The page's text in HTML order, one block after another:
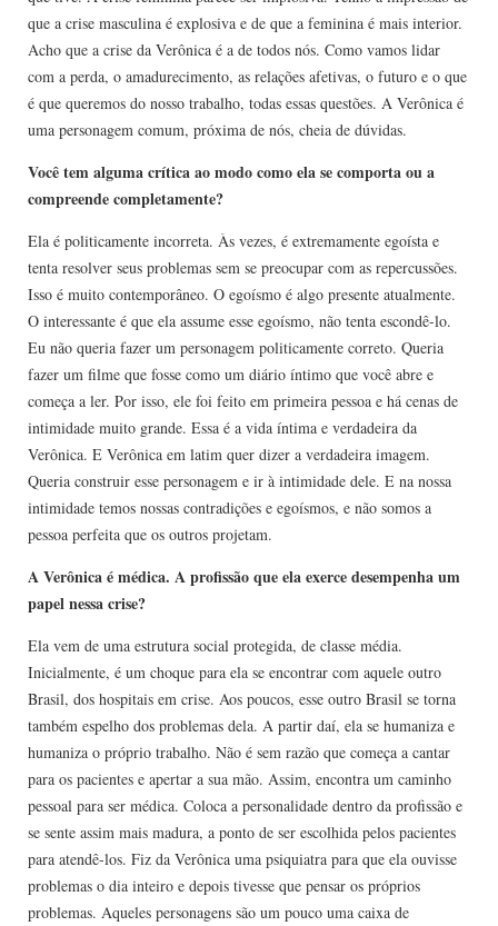
que a crise masculina é explosiva e de que a feminina é mais interior.
Acho que a crise da Verônica é a de todos nós. Como vamos lidar
com a perda, o amadurecimento, as relações afetivas, o futuro e o que
é que queremos do nosso trabalho, todas essas questões. A Verônica é
uma personagem comum, próxima de nós, cheia de dúvidas.
Você tem alguma crítica ao modo como ela se comporta ou a
compreende completamente?
Ela é politicamente incorreta. Às vezes, é extremamente egoísta e
tenta resolver seus problemas sem se preocupar com as repercussões.
Isso é muito contemporâneo. O egoísmo é algo presente atualmente.
O interessante é que ela assume esse egoísmo, não tenta escondê-lo.
Eu não queria fazer um personagem politicamente correto. Queria
fazer um filme que fosse como um diário íntimo que você abre e
começa a ler. Por isso, ele foi feito em primeira pessoa e há cenas de
intimidade muito grande. Essa é a vida íntima e verdadeira da
Verônica. E Verônica em latim quer dizer a verdadeira imagem.
Queria construir esse personagem e ir à intimidade dele. E na nossa
intimidade temos nossas contradições e egoísmos, e não somos a
pessoa perfeita que os outros projetam.
A Verônica é médica. A profissão que ela exerce desempenha um
papel nessa crise?
Ela vem de uma estrutura social protegida, de classe média.
Inicialmente, é um choque para ela se encontrar com aquele outro
Brasil, dos hospitais em crise. Aos poucos, esse outro Brasil se torna
também espelho dos problemas dela. A partir daí, ela se humaniza e
humaniza o próprio trabalho. Não é sem razão que começa a cantar
para os pacientes e apertar a sua mão. Assim, encontra um caminho
pessoal para ser médica. Coloca a personalidade dentro da profissão e
se sente assim mais madura, a ponto de ser escolhida pelos pacientes
para atendê-los. Fiz da Verônica uma psiquiatra para que ela ouvisse
problemas o dia inteiro e depois tivesse que pensar os próprios
problemas. Aqueles personagens são um pouco uma caixa de